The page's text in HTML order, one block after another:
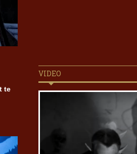
te
VIDEO